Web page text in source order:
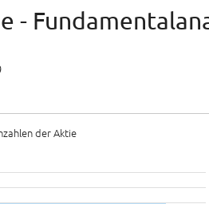
-
der Aktie